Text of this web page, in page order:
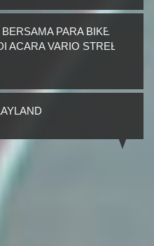
PARA BIKERS
ACARA VARIO STREET